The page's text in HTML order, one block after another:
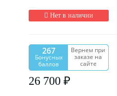
Нет в наличии
267
Бонусных
баллов
Вернем при
заказе на
сайте
26 700 ₽